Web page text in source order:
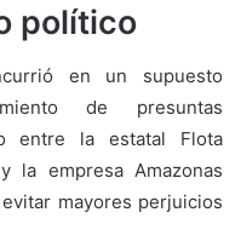
político
en un supuesto
de presuntas
entre la estatal Flota
la empresa Amazonas
mayores perjuicios